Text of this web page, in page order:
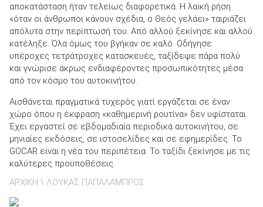
Μεταχειρισμένα
ΑΝΑΖΗΤΗΣΗ
Επιχειρήσεις
αποκατάσταση ήταν τελείως διαφορετικά. Η λαϊκή ρήση
«όταν οι άνθρωποι κάνουν σχέδια, ο Θεός γελάει» ταιριάζει
απόλυτα στην περίπτωσή του. Από αλλού ξεκίνησε και αλλού
κατέληξε. Όλα όμως του βγήκαν σε καλό. Οδήγησε
υπέροχες τετράτροχες κατασκευές, ταξίδεψε πάρα πολύ
και γνώρισε άκρως ενδιαφέροντες προσωπικότητες μέσα
από τον κόσμο του αυτοκινήτου.
Αισθάνεται πραγματικά τυχερός γιατί εργάζεται σε έναν
χώρο όπου η έκφραση «καθημερινή ρουτίνα» δεν υφίσταται.
Έχει εργαστεί σε εβδομαδιαία περιοδικά αυτοκινήτου, σε
μηνιαίες εκδόσεις, σε ιστοσελίδες και σε εφημερίδες. Το
GOCAR είναι η νέα του περιπέτεια. Το ταξίδι ξεκίνησε με τις
καλύτερες προϋποθέσεις.
ΑΡΧΙΚΗ
ΛΟΥΚΑΣ ΠΑΠΑΛΑΜΠΡΟΣ